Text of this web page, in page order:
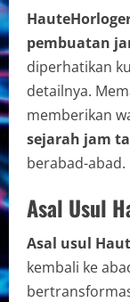
pembuatan
diperhatikan
detailnya.
memberikan
sejarah jam
berabad-abad.
Asal Usul
Asal usul
kembali ke